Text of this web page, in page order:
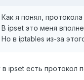
Как я понял,
В ipset это меня
Но в iptables из-за
в ipset есть протокол